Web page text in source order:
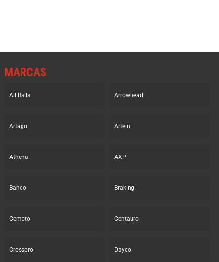
MARCAS
All Balls Arrowhead
Artago Artein
Athena AXP
Bando Braking
Cemoto Centauro
Crosspro Dayco